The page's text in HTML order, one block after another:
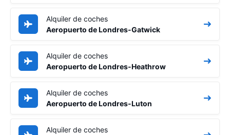
Alquiler de coches
Aeropuerto de Londres-Gatwick
Alquiler de coches
Aeropuerto de Londres-Heathrow
Alquiler de coches
Aeropuerto de Londres-Luton
Alquiler de coches